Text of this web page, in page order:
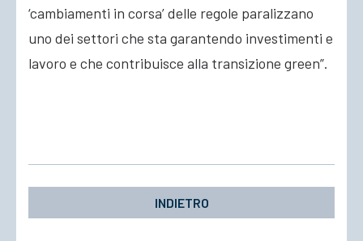
‘cambiamenti in corsa’ delle regole paralizzano
uno dei settori che sta garantendo investimenti e
lavoro e che contribuisce alla transizione green”.
INDIETRO